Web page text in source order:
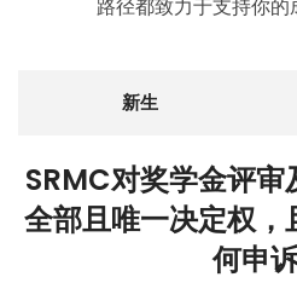
路径都致力于支持你的
新生
SRMC对奖学金评
全部且唯一决定权
何申诉